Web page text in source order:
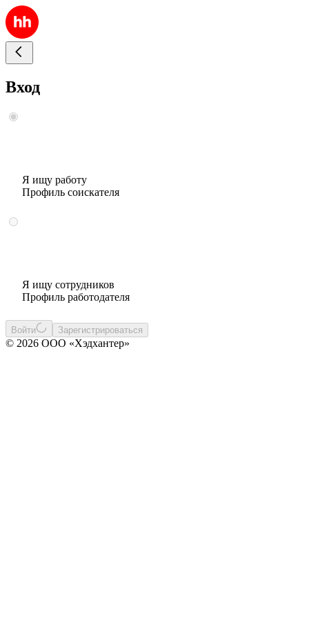
Вход
Я ищу работу
Профиль соискателя
Я ищу сотрудников
Профиль работодателя
Войти Зарегистрироваться
© 2026 ООО «Хэдхантер»